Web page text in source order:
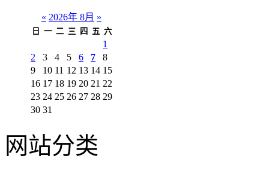
« 2026年 8月 »
日 一 二 三 四 五 六
1
2
3 4 5 6 7
8
9
10 11 12 13 14 15
16 17 18 19 20 21 22
23 24 25 26 27 28 29
30 31
网站分类